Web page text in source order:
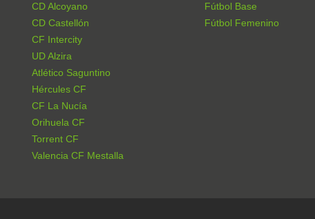
CD Alcoyano
CD Castellón
CF Intercity
UD Alzira
Atlético Saguntino
Hércules CF
CF La Nucía
Orihuela CF
Torrent CF
Valencia CF Mestalla
Fútbol Base
Fútbol Femenino